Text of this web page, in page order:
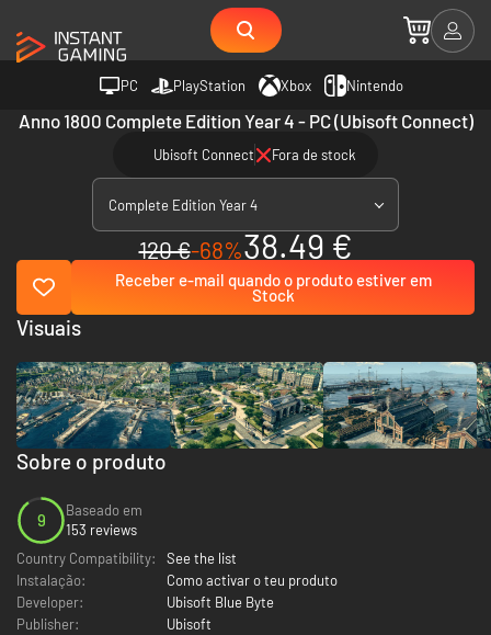
PC PlayStation Xbox Nintendo
Anno 1800 Complete Edition Year 4 - PC (Ubisoft Connect)
Ubisoft Connect Fora de stock
Complete Edition Year 4
120 €-68%38.49 €
Receber e-mail quando o produto estiver em
Stock
Sobre o produto
9
Baseado em
153 reviews
Country Compatibility:
See the list
Instalação:
Como activar o teu produto
Developer:
Ubisoft Blue Byte
Publisher:
Ubisoft
Visuais